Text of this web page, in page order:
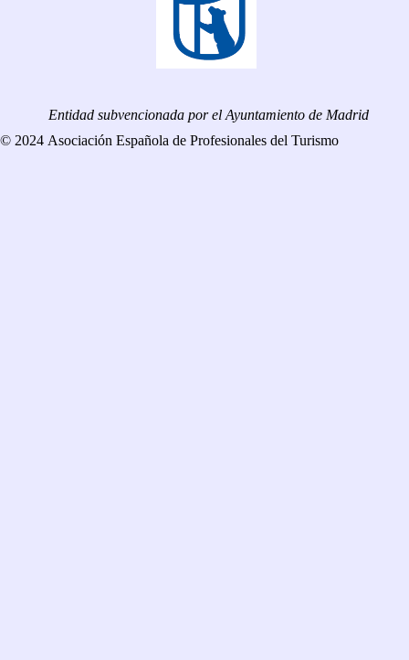
Entidad subvencionada por el Ayuntamiento de Madrid
© 2024 Asociación Española de Profesionales del Turismo